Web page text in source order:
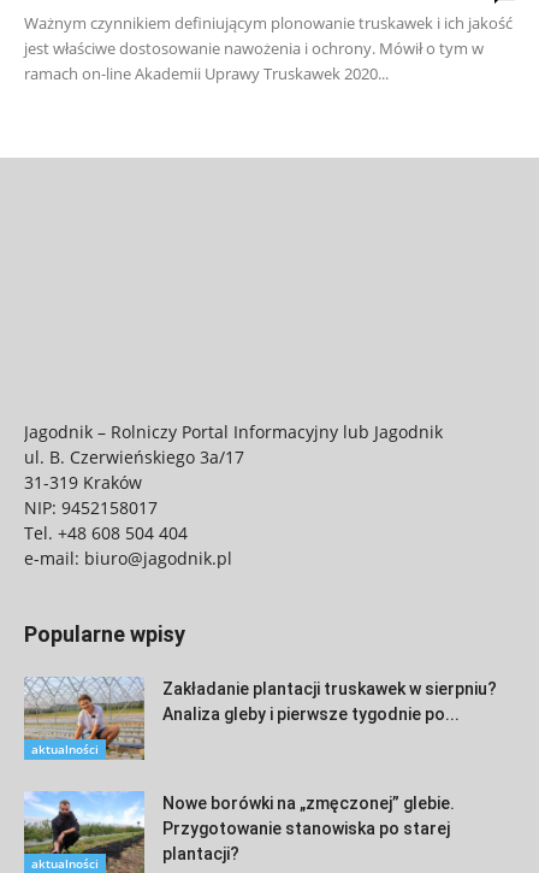
Ważnym czynnikiem definiującym plonowanie truskawek i ich jakość
jest właściwe dostosowanie nawożenia i ochrony. Mówił o tym w
ramach on-line Akademii Uprawy Truskawek 2020...
Jagodnik – Rolniczy Portal Informacyjny lub Jagodnik
ul. B. Czerwieńskiego 3a/17
31-319 Kraków
NIP: 9452158017
Tel. +48 608 504 404
e-mail: biuro@jagodnik.pl
Popularne wpisy
aktualności
Zakładanie plantacji truskawek w sierpniu?
Analiza gleby i pierwsze tygodnie po...
aktualności
Nowe borówki na „zmęczonej” glebie.
Przygotowanie stanowiska po starej
plantacji?